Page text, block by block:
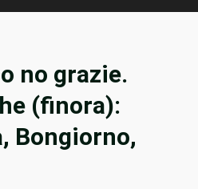
no grazie.
(finora):
Bongiorno,